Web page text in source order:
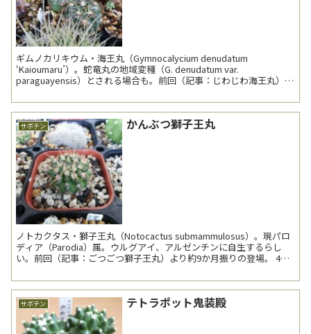
ギムノカリキウム・海王丸（Gymnocalycium denudatum
‘Kaioumaru’）。蛇竜丸の地域変種（G. denudatum var.
paraguayensis）とされる場合も。前回（記事：じわじわ海王丸）よ
サボテン かんぶつ獅子王丸
ノトカクタス・獅子王丸（Notocactus submammulosus）。現パロ
ディア（Parodia）属。ウルグアイ、アルゼンチンに自生するらし
い。前回（記事：ごつごつ獅子王丸）より約9か月振りの登場。 4月
サボテン テトラポット鬼装殿